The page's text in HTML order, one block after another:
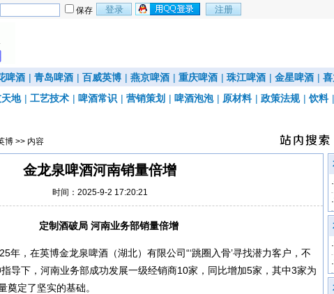
保存
啤酒 | 青岛啤酒 | 百威英博 | 燕京啤酒 | 重庆啤酒 | 珠江啤酒 | 金星啤酒 |
天地 | 工艺技术 | 啤酒常识 | 营销策划 | 啤酒泡泡 | 原材料 | 政策法规 | 饮料 |
博 >> 内容
金龙泉啤酒河南销量倍增
时间：2025-9-2 17:20:21
定制酒破局 河南业务部销量倍增
年，在英博金龙泉啤酒（湖北）有限公司“‘跳圈入骨’寻找潜力客户，不
导下，河南业务部成功发展一级经销商10家，同比增加5家，其中3家为
奠定了坚实的基础。
·
·
·
·